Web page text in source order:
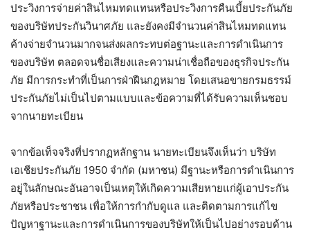
ประวิงการจ่ายค่าสินไหมทดแทนหรือประวิงการคืนเบี้ยประกันภัย
ของบริษัทประกันวินาศภัย และยังคงมีจำนวนค่าสินไหมทดแทน
ค้างจ่ายจำนวนมากจนส่งผลกระทบต่อฐานะและการดำเนินการ
ของบริษัท ตลอดจนชื่อเสียงและความน่าเชื่อถือของธุรกิจประกัน
ภัย มีการกระทำที่เป็นการฝ่าฝืนกฎหมาย โดยเสนอขายกรมธรรม์
ประกันภัยไม่เป็นไปตามแบบและข้อความที่ได้รับความเห็นชอบ
จากนายทะเบียน
จากข้อเท็จจริงที่ปรากฏหลักฐาน นายทะเบียนจึงเห็นว่า บริษัท
เอเชียประกันภัย 1950 จำกัด (มหาชน) มีฐานะหรือการดำเนินการ
อยู่ในลักษณะอันอาจเป็นเหตุให้เกิดความเสียหายแก่ผู้เอาประกัน
ภัยหรือประชาชน เพื่อให้การกำกับดูแล และติดตามการแก้ไข
ปัญหาฐานะและการดำเนินการของบริษัทให้เป็นไปอย่างรอบด้าน